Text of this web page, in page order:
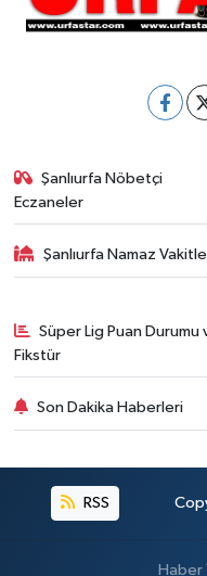
Şanlıurfa Nöbetçi
Eczaneler
Şanlıurfa Namaz
Süper Lig Puan Durumu
Fikstür
Son Dakika Haberleri
RSS
Haber